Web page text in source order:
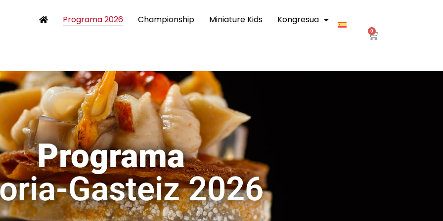
Programa 2026 Championship Miniature Kids Kongresua
0
Programa
Gasteiz 2026